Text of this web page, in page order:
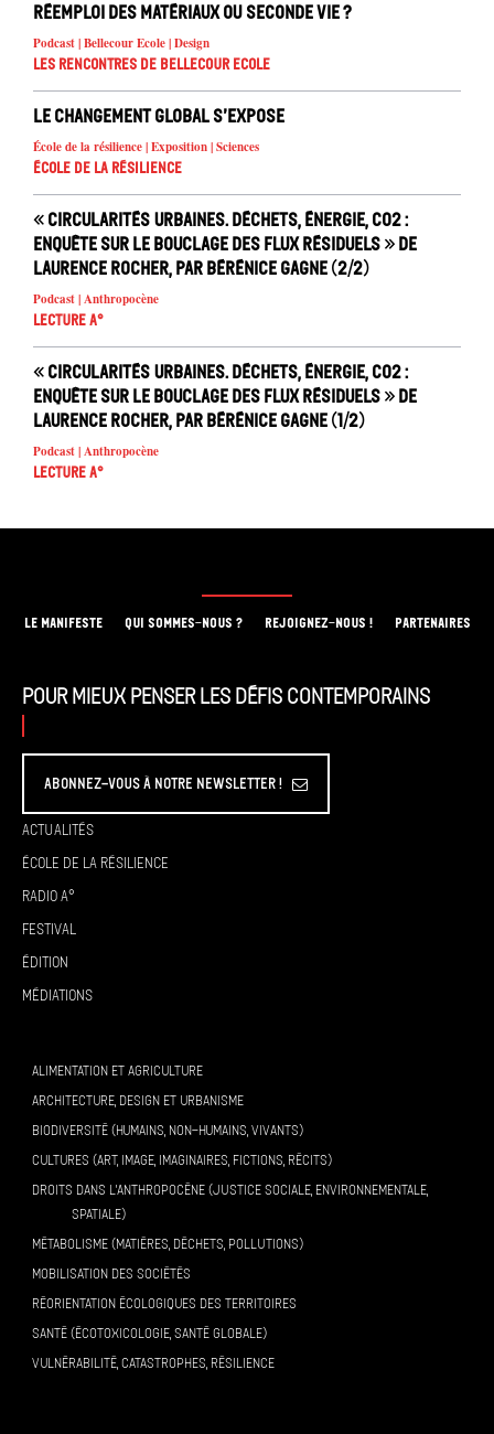
Réemploi des matériaux ou seconde vie ?
Podcast | Bellecour Ecole | Design
Les rencontres de Bellecour Ecole
Le changement global s’expose
École de la résilience | Exposition | Sciences
École de la résilience
« Circularités urbaines. Déchets, énergie, CO2 :
enquête sur le bouclage des flux résiduels » de
Laurence Rocher, par Bérénice Gagne (2/2)
Podcast | Anthropocène
Lecture A°
« Circularités urbaines. Déchets, énergie, CO2 :
enquête sur le bouclage des flux résiduels » de
Laurence Rocher, par Bérénice Gagne (1/2)
Podcast | Anthropocène
Lecture A°
LE MANIFESTE QUI SOMMES-NOUS ? REJOIGNEZ-NOUS ! PARTENAIRES
Pour mieux penser les défis contemporains
Abonnez-vous à Notre Newsletter !
Actualités
École de la résilience
Radio A°
Festival
Édition
Médiations
ALIMENTATION ET AGRICULTURE
ARCHITECTURE, DESIGN ET URBANISME
BIODIVERSITÉ (HUMAINS, NON-HUMAINS, VIVANTS)
CULTURES (ART, IMAGE, IMAGINAIRES, FICTIONS, RÉCITS)
DROITS DANS L’ANTHROPOCÈNE (JUSTICE SOCIALE, ENVIRONNEMENTALE,
SPATIALE)
MÉTABOLISME (MATIÈRES, DÉCHETS, POLLUTIONS)
MOBILISATION DES SOCIÉTÉS
RÉORIENTATION ÉCOLOGIQUES DES TERRITOIRES
SANTÉ (ÉCOTOXICOLOGIE, SANTÉ GLOBALE)
VULNÉRABILITÉ, CATASTROPHES, RÉSILIENCE